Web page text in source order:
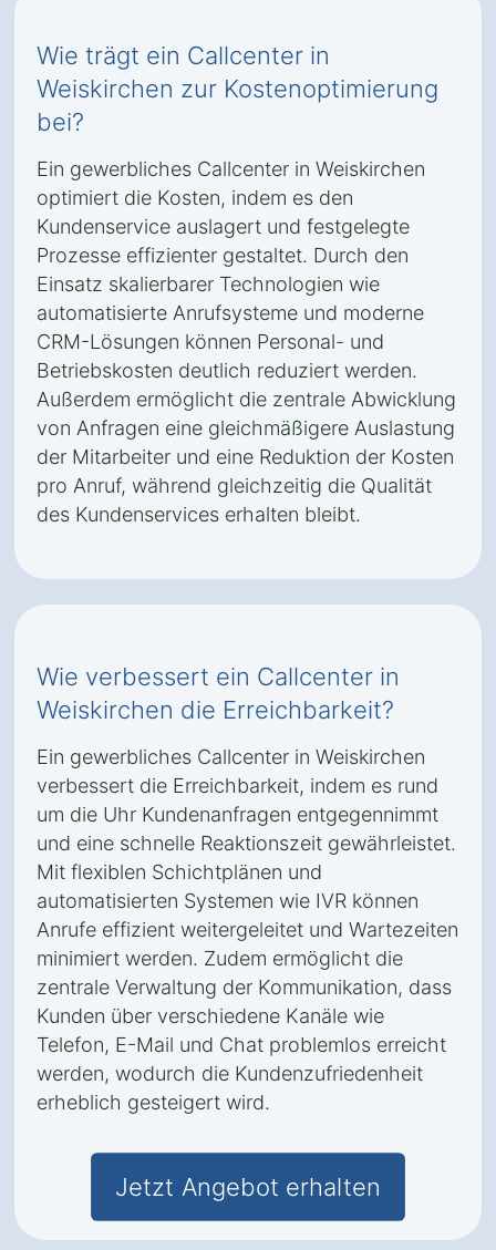
Wie trägt ein Callcenter in
Weiskirchen zur Kostenoptimierung
bei?
Ein gewerbliches Callcenter in Weiskirchen
optimiert die Kosten, indem es den
Kundenservice auslagert und festgelegte
Prozesse effizienter gestaltet. Durch den
Einsatz skalierbarer Technologien wie
automatisierte Anrufsysteme und moderne
CRM-Lösungen können Personal- und
Betriebskosten deutlich reduziert werden.
Außerdem ermöglicht die zentrale Abwicklung
von Anfragen eine gleichmäßigere Auslastung
der Mitarbeiter und eine Reduktion der Kosten
pro Anruf, während gleichzeitig die Qualität
des Kundenservices erhalten bleibt.
Wie verbessert ein Callcenter in
Weiskirchen die Erreichbarkeit?
Ein gewerbliches Callcenter in Weiskirchen
verbessert die Erreichbarkeit, indem es rund
um die Uhr Kundenanfragen entgegennimmt
und eine schnelle Reaktionszeit gewährleistet.
Mit flexiblen Schichtplänen und
automatisierten Systemen wie IVR können
Anrufe effizient weitergeleitet und Wartezeiten
minimiert werden. Zudem ermöglicht die
zentrale Verwaltung der Kommunikation, dass
Kunden über verschiedene Kanäle wie
Telefon, E-Mail und Chat problemlos erreicht
werden, wodurch die Kundenzufriedenheit
erheblich gesteigert wird.
Jetzt Angebot erhalten